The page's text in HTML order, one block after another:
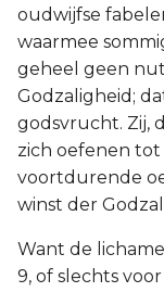
oudwijfse
waarmee
geheel geen
Godzaligheid;
godsvrucht. Zij,
zich oefenen tot
voortdurende
winst der
Want de
9, of slechts